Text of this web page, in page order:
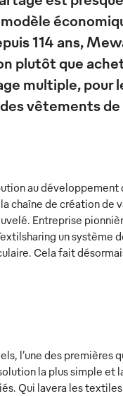
114 ans,
plutôt que
multiple, pour
vêtements de
au développement
chaîne de création de
Entreprise
un système
Cela fait
l’une des premières
la plus simple et
Qui lavera les textiles